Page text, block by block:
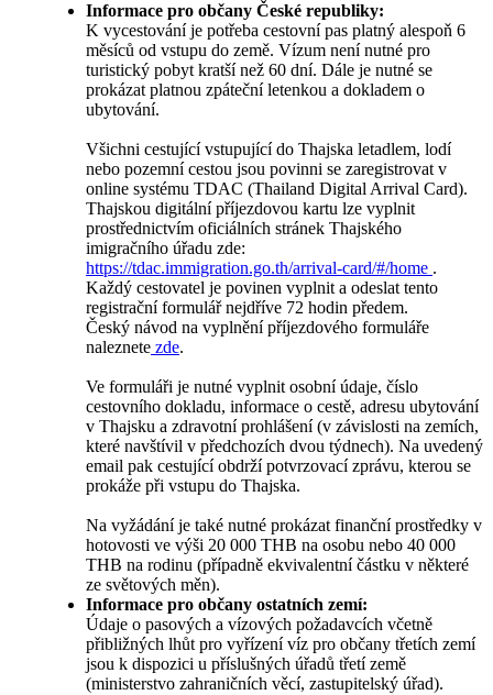
Informace pro občany České republiky:
K vycestování je potřeba cestovní pas platný alespoň 6
měsíců od vstupu do země. Vízum není nutné pro
turistický pobyt kratší než 60 dní. Dále je nutné se
prokázat platnou zpáteční letenkou a dokladem o
ubytování.
Všichni cestující vstupující do Thajska letadlem, lodí
nebo pozemní cestou jsou povinni se zaregistrovat v
online systému TDAC (Thailand Digital Arrival Card).
Thajskou digitální příjezdovou kartu lze vyplnit
prostřednictvím oficiálních stránek Thajského
imigračního úřadu zde:
https://tdac.immigration.go.th/arrival-card/#/home .
Každý cestovatel je povinen vyplnit a odeslat tento
registrační formulář nejdříve 72 hodin předem.
Český návod na vyplnění příjezdového formuláře
naleznete zde.
Ve formuláři je nutné vyplnit osobní údaje, číslo
cestovního dokladu, informace o cestě, adresu ubytování
v Thajsku a zdravotní prohlášení (v závislosti na zemích,
které navštívil v předchozích dvou týdnech). Na uvedený
email pak cestující obdrží potvrzovací zprávu, kterou se
prokáže při vstupu do Thajska.
Na vyžádání je také nutné prokázat finanční prostředky v
hotovosti ve výši 20 000 THB na osobu nebo 40 000
THB na rodinu (případně ekvivalentní částku v některé
ze světových měn).
Informace pro občany ostatních zemí:
Údaje o pasových a vízových požadavcích včetně
přibližných lhůt pro vyřízení víz pro občany třetích zemí
jsou k dispozici u příslušných úřadů třetí země
(ministerstvo zahraničních věcí, zastupitelský úřad).